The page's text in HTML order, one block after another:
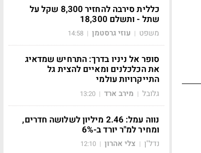
כללית סירבה להחזיר 8,300 שקל על
שתל - ותשלם 18,300
משפט | עוזי גרסטמן |
14:58
סופר אל ניניו בדרך: התרחיש שמדאיג
את הכלכלנים ומאיים להצית גל
התייקרויות עולמי
גלובל | מירב ארד |
13:20
נווה עמל: 2.46 מיליון לשלושה חדרים,
ומחיר למ"ר יורד ב-6%
נדל"ן | צלי אהרון |
12:10